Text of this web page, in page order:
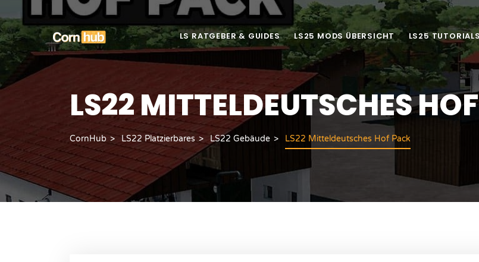
LS RATGEBER & GUIDES LS25 MODS ÜBERSICHT LS25
LS22 MITTELDEUTSCHES
CornHub LS22 Platzierbares LS22 Gebäude LS22 Mitteldeutsches Hof Pack